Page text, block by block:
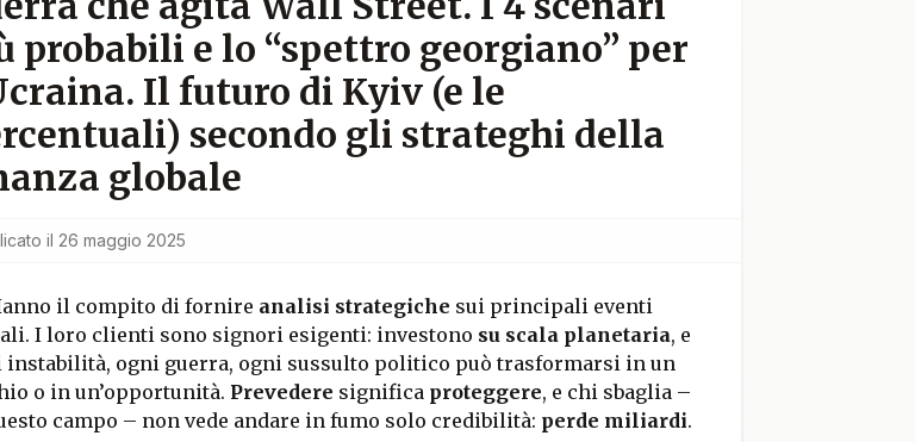
probabili e lo “spettro georgiano” per
Il futuro di Kyiv (e le
secondo gli strateghi della
globale
il 26 maggio 2025
il compito di fornire analisi strategiche sui principali eventi
I loro clienti sono signori esigenti: investono su scala planetaria, e
instabilità, ogni guerra, ogni sussulto politico può trasformarsi in un
o in un’opportunità. Prevedere significa proteggere, e chi sbaglia –
campo – non vede andare in fumo solo credibilità: perde miliardi.